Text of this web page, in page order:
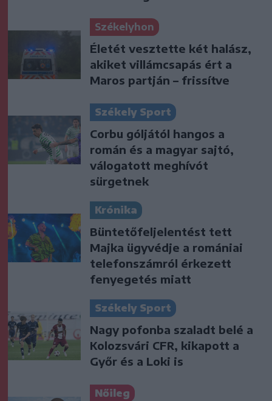
Székelyhon
Életét vesztette két halász,
akiket villámcsapás ért a
Maros partján – frissítve
Székely Sport
Corbu góljától hangos a
román és a magyar sajtó,
válogatott meghívót
sürgetnek
Krónika
Büntetőfeljelentést tett
Majka ügyvédje a romániai
telefonszámról érkezett
fenyegetés miatt
Székely Sport
Nagy pofonba szaladt belé a
Kolozsvári CFR, kikapott a
Győr és a Loki is
Nőileg